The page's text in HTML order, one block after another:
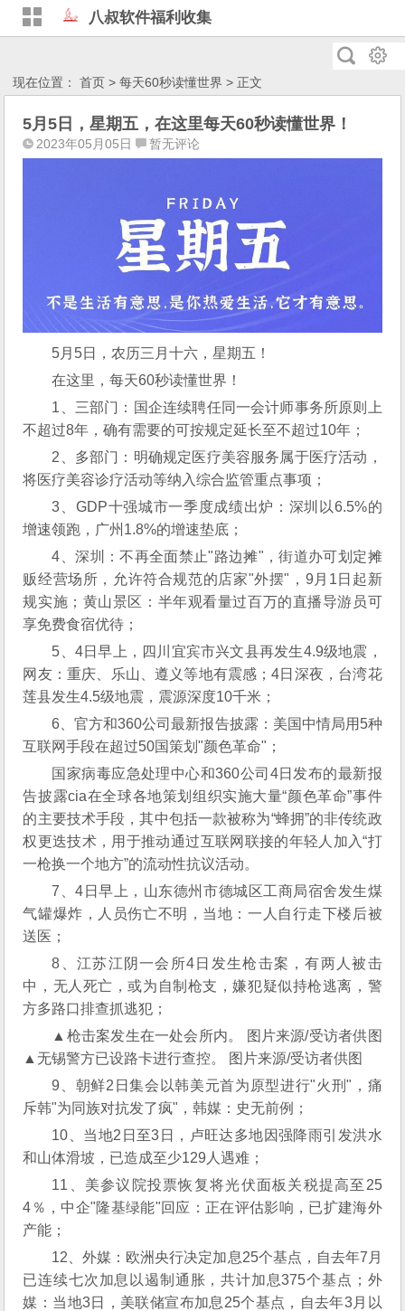
八叔软件福利收集
现在位置：首页 >每天60秒读懂世界 > 正文
5月5日，星期五，在这里每天60秒读懂世界！
2023年05月05日 暂无评论
5月5日，农历三月十六，星期五！
在这里，每天60秒读懂世界！
1、三部门：国企连续聘任同一会计师事务所原则上
不超过8年，确有需要的可按规定延长至不超过10年；
2、多部门：明确规定医疗美容服务属于医疗活动，
将医疗美容诊疗活动等纳入综合监管重点事项；
3、GDP十强城市一季度成绩出炉：深圳以6.5%的
增速领跑，广州1.8%的增速垫底；
4、深圳：不再全面禁止"路边摊"，街道办可划定摊
贩经营场所，允许符合规范的店家"外摆"，9月1日起新
规实施；黄山景区：半年观看量过百万的直播导游员可
享免费食宿优待；
5、4日早上，四川宜宾市兴文县再发生4.9级地震，
网友：重庆、乐山、遵义等地有震感；4日深夜，台湾花
莲县发生4.5级地震，震源深度10千米；
6、官方和360公司最新报告披露：美国中情局用5种
互联网手段在超过50国策划"颜色革命"；
国家病毒应急处理中心和360公司4日发布的最新报
告披露cia在全球各地策划组织实施大量“颜色革命”事件
的主要技术手段，其中包括一款被称为“蜂拥”的非传统政
权更迭技术，用于推动通过互联网联接的年轻人加入“打
一枪换一个地方”的流动性抗议活动。
7、4日早上，山东德州市德城区工商局宿舍发生煤
气罐爆炸，人员伤亡不明，当地：一人自行走下楼后被
送医；
8、江苏江阴一会所4日发生枪击案，有两人被击
中，无人死亡，或为自制枪支，嫌犯疑似持枪逃离，警
方多路口排查抓逃犯；
▲枪击案发生在一处会所内。 图片来源/受访者供图
▲无锡警方已设路卡进行查控。 图片来源/受访者供图
9、朝鲜2日集会以韩美元首为原型进行"火刑"，痛
斥韩"为同族对抗发了疯"，韩媒：史无前例；
10、当地2日至3日，卢旺达多地因强降雨引发洪水
和山体滑坡，已造成至少129人遇难；
11、美参议院投票恢复将光伏面板关税提高至25
4％，中企"隆基绿能"回应：正在评估影响，已扩建海外
产能；
12、外媒：欧洲央行决定加息25个基点，自去年7月
已连续七次加息以遏制通胀，共计加息375个基点；外
媒：当地3日，美联储宣布加息25个基点，自去年3月以